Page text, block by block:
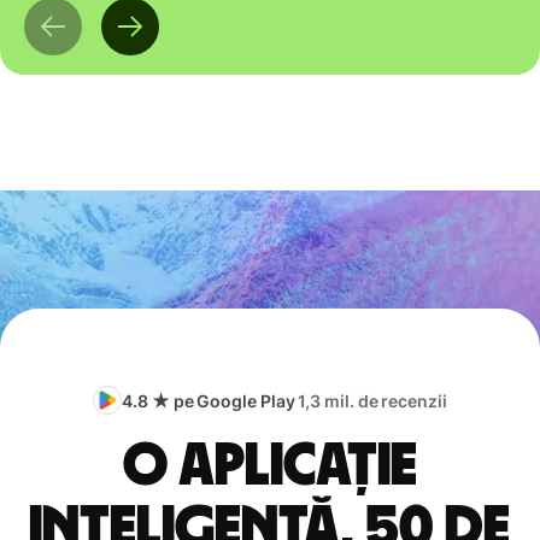
4.8 ★ pe Google Play1,3 mil. de recenzii
O aplicație